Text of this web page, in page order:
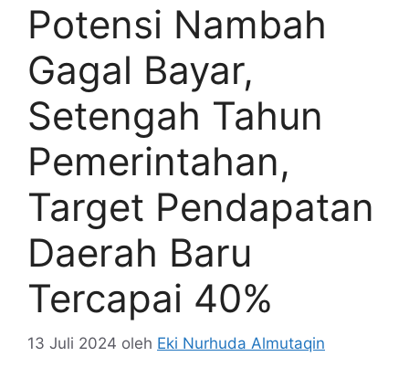
Potensi Nambah
Gagal Bayar,
Setengah Tahun
Pemerintahan,
Target Pendapatan
Daerah Baru
Tercapai 40%
13 Juli 2024 oleh Eki Nurhuda Almutaqin